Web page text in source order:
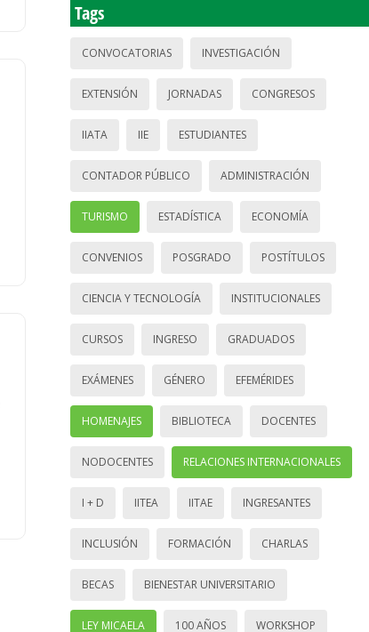
Tags
CONVOCATORIAS INVESTIGACIÓN
EXTENSIÓN JORNADAS CONGRESOS
IIATA IIE ESTUDIANTES
CONTADOR PÚBLICO ADMINISTRACIÓN
TURISMO ESTADÍSTICA ECONOMÍA
CONVENIOS POSGRADO POSTÍTULOS
CIENCIA Y TECNOLOGÍA INSTITUCIONALES
CURSOS INGRESO GRADUADOS
EXÁMENES GÉNERO EFEMÉRIDES
HOMENAJES BIBLIOTECA DOCENTES
NODOCENTES RELACIONES INTERNACIONALES
I + D IITEA IITAE INGRESANTES
INCLUSIÓN FORMACIÓN CHARLAS
BECAS BIENESTAR UNIVERSITARIO
LEY MICAELA 100 AÑOS WORKSHOP